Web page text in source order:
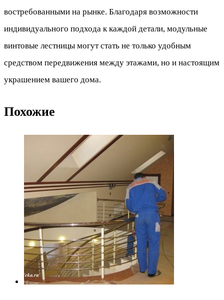
востребованными на рынке. Благодаря возможности
индивидуального подхода к каждой детали, модульные
винтовые лестницы могут стать не только удобным
средством передвижения между этажами, но и настоящим
украшением вашего дома.
Похожие